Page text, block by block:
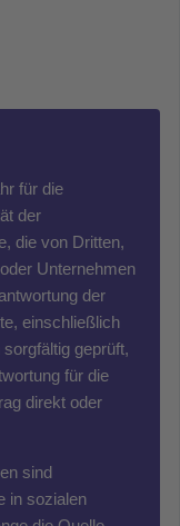
für die
der
die von Dritten,
Unternehmen
der
einschließlich
geprüft,
für die
direkt oder
sind
in sozialen